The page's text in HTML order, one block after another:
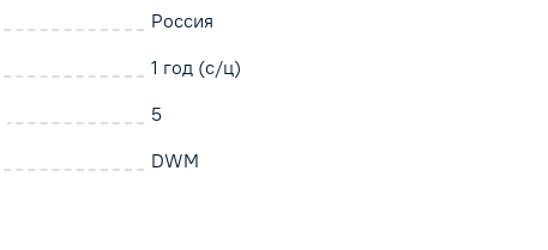
Россия
1 год (с/ц)
5
DWM